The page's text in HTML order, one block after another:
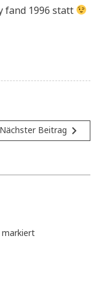
fand 1996 statt
Nächster Beitrag navigate_next
markiert